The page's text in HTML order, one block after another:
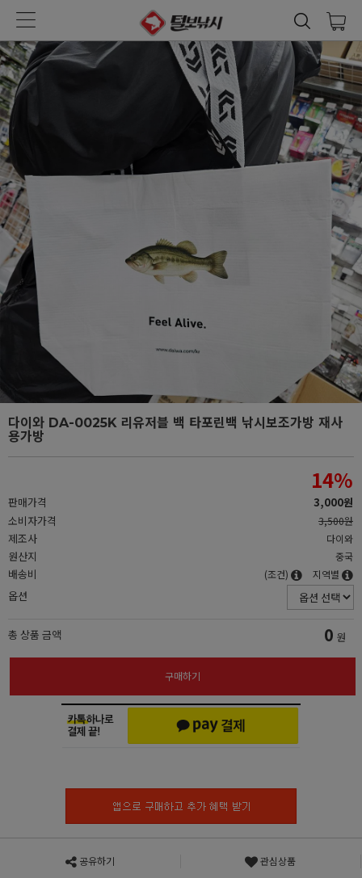
다이와 DA-0025K 리유저블 백 타포린백 낚시보조가방 재사
용가방
판매가격
14%
3,000원
소비자가격
3,500원
제조사 다이와
원산지 중국
배송비 (조건) 지역별
옵션
총 상품 금액 0 원
구매하기
공유하기 관심상품